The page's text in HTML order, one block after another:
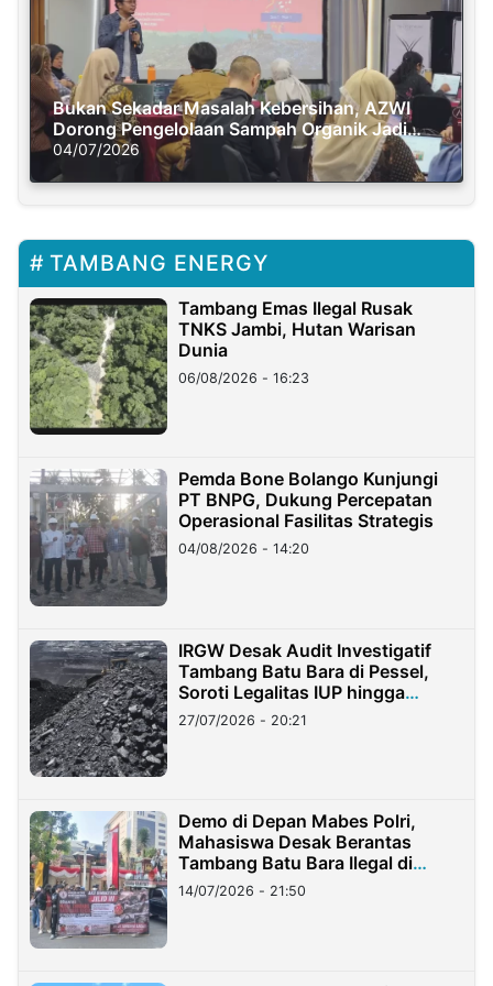
Bukan Sekadar Masalah Kebersihan, AZWI
Dorong Pengelolaan Sampah Organik Jadi
Solusi Krisis Iklim
04/07/2026
TAMBANG ENERGY
Tambang Emas Ilegal Rusak
TNKS Jambi, Hutan Warisan
Dunia
06/08/2026 - 16:23
Pemda Bone Bolango Kunjungi
PT BNPG, Dukung Percepatan
Operasional Fasilitas Strategis
04/08/2026 - 14:20
IRGW Desak Audit Investigatif
Tambang Batu Bara di Pessel,
Soroti Legalitas IUP hingga
Stockpile
27/07/2026 - 20:21
Demo di Depan Mabes Polri,
Mahasiswa Desak Berantas
Tambang Batu Bara Ilegal di
Lampung
14/07/2026 - 21:50